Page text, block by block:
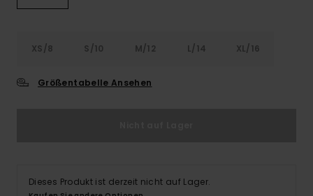
XS/8 S/10 M/12 L/14 XL/16
Größentabelle Ansehen
Dieses Produkt ist derzeit nicht auf Lager.